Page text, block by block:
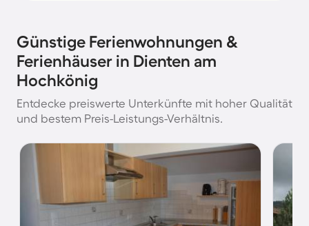
Günstige Ferienwohnungen &
Ferienhäuser in Dienten am
Hochkönig
Entdecke preiswerte Unterkünfte mit hoher Qualität
und bestem Preis-Leistungs-Verhältnis.